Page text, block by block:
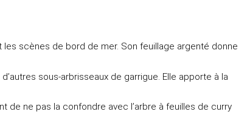
scènes de bord de mer. Son feuillage argenté donne
sous-arbrisseaux de garrigue. Elle apporte à la
de ne pas la confondre avec l’arbre à feuilles de curry